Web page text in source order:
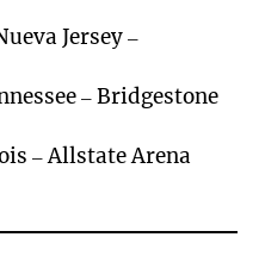
Jersey –
– Bridgestone
– Allstate Arena